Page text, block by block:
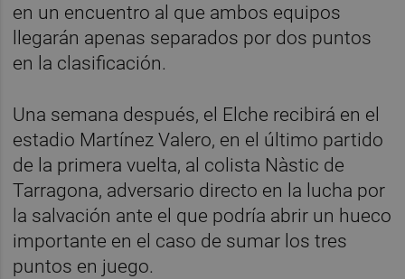
en un encuentro al que ambos equipos
llegarán apenas separados por dos puntos
en la clasificación.
Una semana después, el Elche recibirá en el
estadio Martínez Valero, en el último partido
de la primera vuelta, al colista Nàstic de
Tarragona, adversario directo en la lucha por
la salvación ante el que podría abrir un hueco
importante en el caso de sumar los tres
puntos en juego.